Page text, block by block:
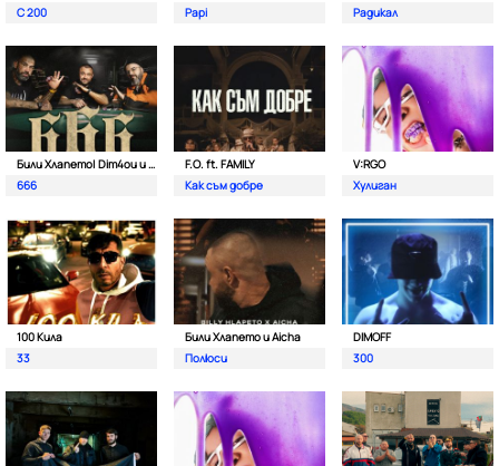
С 200
Papi
Радикал
Били Хлапето| Dim4ou и Garjoka
666
F.O. ft. FAMILY
Как съм добре
V:RGO
Хулиган
100 Кила
33
Били Хлапето и Aicha
Полюси
DIMOFF
300